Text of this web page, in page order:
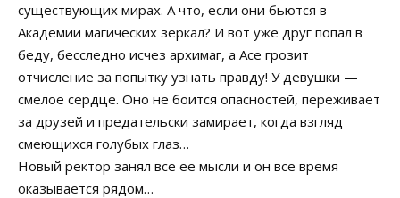
существующих мирах. А что, если они бьются в
Академии магических зеркал? И вот уже друг попал в
беду, бесследно исчез архимаг, а Асе грозит
отчисление за попытку узнать правду! У девушки —
смелое сердце. Оно не боится опасностей, переживает
за друзей и предательски замирает, когда взгляд
смеющихся голубых глаз…
Новый ректор занял все ее мысли и он все время
оказывается рядом…